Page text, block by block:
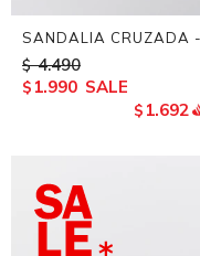
SANDALIA CRUZADA
$ 4.490
$ 1.990
$ 1.692